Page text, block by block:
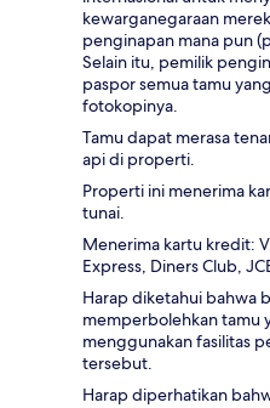
kewarganegaraan
penginapan mana pun
Selain itu, pemilik
paspor semua tamu
fotokopinya.
Tamu dapat merasa
api di properti.
Properti ini menerima
tunai.
Menerima kartu kredit:
Express, Diners Club,
Harap diketahui bahwa
memperbolehkan tamu
menggunakan fasilitas
tersebut.
Harap diperhatikan